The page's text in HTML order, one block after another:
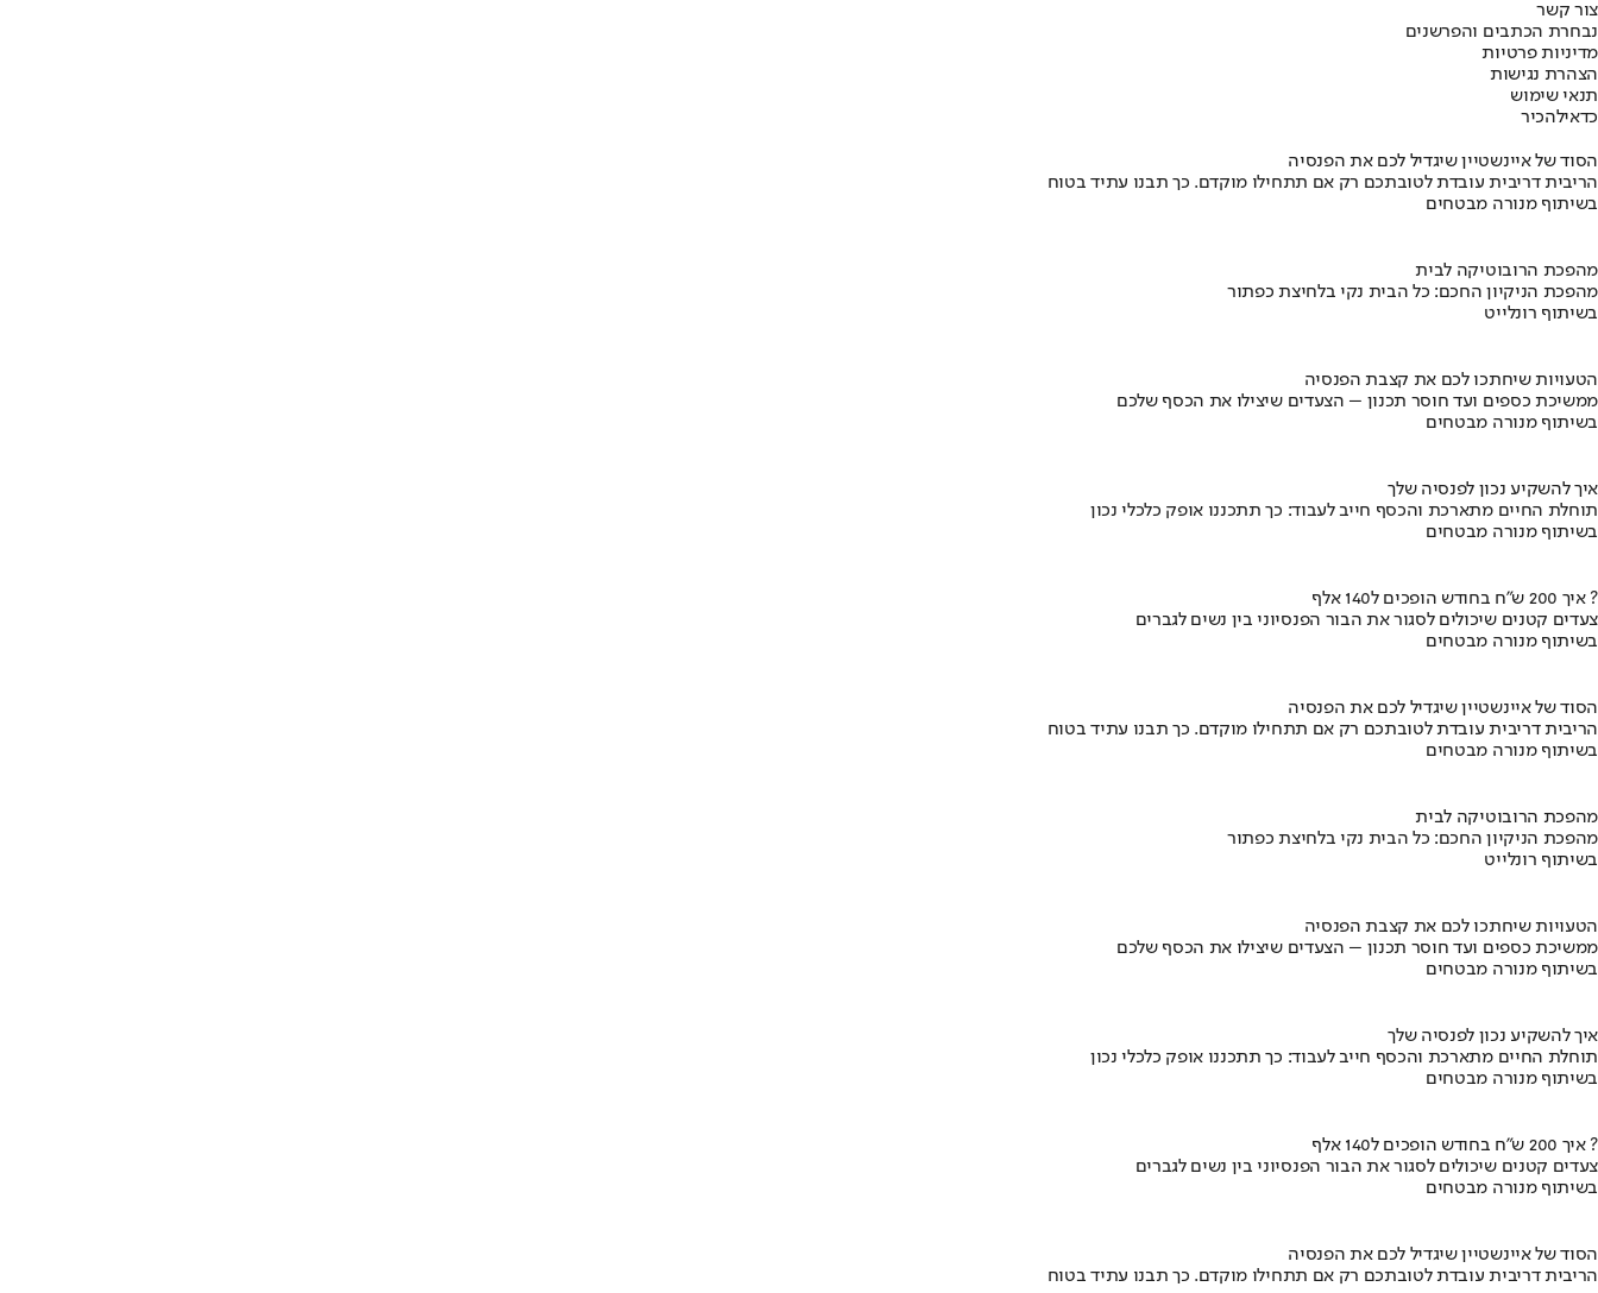
צור קשר
נבחרת הכתבים והפרשנים
מדיניות פרטיות
הצהרת נגישות
תנאי שימוש
כדאילהכיר
הסוד של איינשטיין שיגדיל לכם את הפנסיה
הריבית דריבית עובדת לטובתכם רק אם תתחילו מוקדם. כך תבנו עתיד בטוח
בשיתוף מנורה מבטחים
מהפכת הרובוטיקה לבית
מהפכת הניקיון החכם: כל הבית נקי בלחיצת כפתור
בשיתוף רונלייט
הטעויות שיחתכו לכם את קצבת הפנסיה
ממשיכת כספים ועד חוסר תכנון – הצעדים שיצילו את הכסף שלכם
בשיתוף מנורה מבטחים
איך להשקיע נכון לפנסיה שלך
תוחלת החיים מתארכת והכסף חייב לעבוד: כך תתכננו אופק כלכלי נכון
בשיתוף מנורה מבטחים
איך 200 ש"ח בחודש הופכים ל140 אלף ?
צעדים קטנים שיכולים לסגור את הבור הפנסיוני בין נשים לגברים
בשיתוף מנורה מבטחים
הסוד של איינשטיין שיגדיל לכם את הפנסיה
הריבית דריבית עובדת לטובתכם רק אם תתחילו מוקדם. כך תבנו עתיד בטוח
בשיתוף מנורה מבטחים
מהפכת הרובוטיקה לבית
מהפכת הניקיון החכם: כל הבית נקי בלחיצת כפתור
בשיתוף רונלייט
הטעויות שיחתכו לכם את קצבת הפנסיה
ממשיכת כספים ועד חוסר תכנון – הצעדים שיצילו את הכסף שלכם
בשיתוף מנורה מבטחים
איך להשקיע נכון לפנסיה שלך
תוחלת החיים מתארכת והכסף חייב לעבוד: כך תתכננו אופק כלכלי נכון
בשיתוף מנורה מבטחים
איך 200 ש"ח בחודש הופכים ל140 אלף ?
צעדים קטנים שיכולים לסגור את הבור הפנסיוני בין נשים לגברים
בשיתוף מנורה מבטחים
הסוד של איינשטיין שיגדיל לכם את הפנסיה
הריבית דריבית עובדת לטובתכם רק אם תתחילו מוקדם. כך תבנו עתיד בטוח